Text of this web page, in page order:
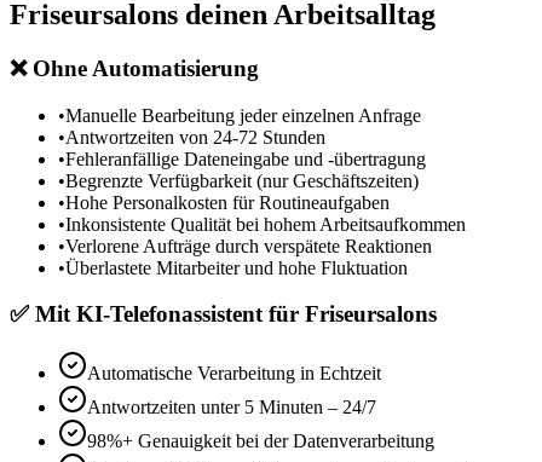
Friseursalons deinen Arbeitsalltag
❌Ohne Automatisierung
•Manuelle Bearbeitung jeder einzelnen Anfrage
•Antwortzeiten von 24-72 Stunden
•Fehleranfällige Dateneingabe und -übertragung
•Begrenzte Verfügbarkeit (nur Geschäftszeiten)
•Hohe Personalkosten für Routineaufgaben
•Inkonsistente Qualität bei hohem Arbeitsaufkommen
•Verlorene Aufträge durch verspätete Reaktionen
•Überlastete Mitarbeiter und hohe Fluktuation
✅MitKI-Telefonassistent für Friseursalons
Automatische Verarbeitung in Echtzeit
Antwortzeiten unter 5 Minuten – 24/7
98%+ Genauigkeit bei der Datenverarbeitung